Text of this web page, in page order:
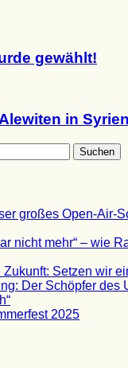
gewählt!
in
Suchen
großes Open-Air-
nicht mehr“ – wie
Zukunft: Setzen wir
Der Schöpfer des
2025